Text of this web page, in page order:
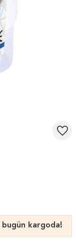
bugün kargoda!